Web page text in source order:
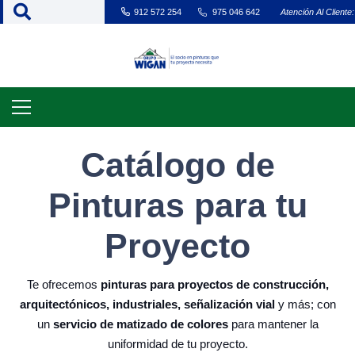
912 572 254 975 046 642 Atención Al Cliente:
Catálogo de
Pinturas para tu
Proyecto
Te ofrecemos pinturas para proyectos de construcción,
arquitectónicos, industriales, señalización vialy más; con
un servicio de matizado de colorespara mantener la
uniformidad de tu proyecto.